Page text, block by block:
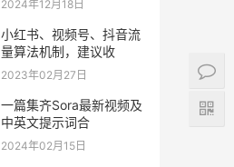
2024年12月18日
小红书、视频号、抖音流
量算法机制，建议收
2023年02月27日
一篇集齐Sora最新视频及
中英文提示词合
2024年02月15日